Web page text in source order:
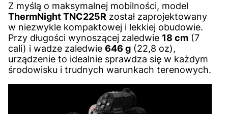
Z myślą o maksymalnej mobilności, model
ThermNight TNC225R został zaprojektowany
w niezwykle kompaktowej i lekkiej obudowie.
Przy długości wynoszącej zaledwie 18 cm (7
cali) i wadze zaledwie 646 g (22,8 oz),
urządzenie to idealnie sprawdza się w każdym
środowisku i trudnych warunkach terenowych.